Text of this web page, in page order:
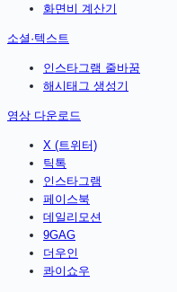
화면비 계산기
소셜·텍스트
인스타그램 줄바꿈
해시태그 생성기
영상 다운로드
X (트위터)
틱톡
인스타그램
페이스북
데일리모션
9GAG
더우인
콰이쇼우